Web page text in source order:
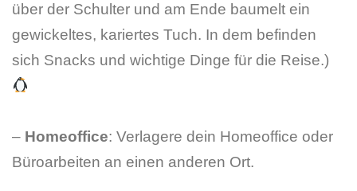
über der Schulter und am Ende baumelt ein
gewickeltes, kariertes Tuch. In dem befinden
sich Snacks und wichtige Dinge für die Reise.)
– Homeoffice: Verlagere dein Homeoffice oder
Büroarbeiten an einen anderen Ort.